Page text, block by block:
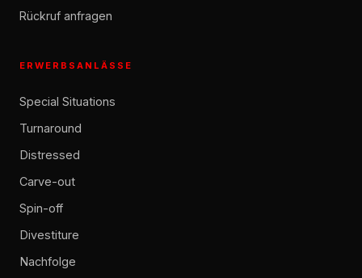
Rückruf anfragen
ERWERBSANLÄSSE
Special Situations
Turnaround
Distressed
Carve-out
Spin-off
Divestiture
Nachfolge